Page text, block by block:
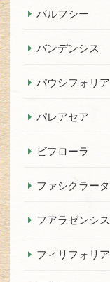
バルフシー
バンデンシス
パウシフォリア
パレアセア
ビフローラ
ファシクラータ
フアラゼンシス
フィリフォリア